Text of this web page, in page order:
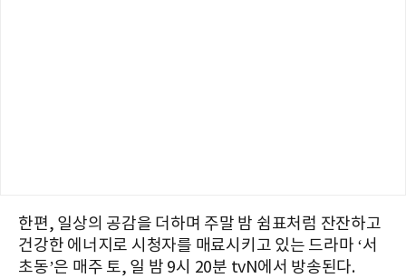
한편, 일상의 공감을 더하며 주말 밤 쉼표처럼 잔잔하고
건강한 에너지로 시청자를 매료시키고 있는 드라마 ‘서
초동’은 매주 토, 일 밤 9시 20분 tvN에서 방송된다.